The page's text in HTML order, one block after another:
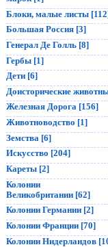
Блоки, малые листы
Большая Россия [3]
Генерал Де Голль [8]
Гербы [1]
Дети [6]
Доисторические
Железная Дорога [156]
Животноводство [1]
Земства [6]
Искусство [204]
Кареты [2]
Колонии
Великобритании [62]
Колонии Германии [2]
Колонии Франции [70]
Колонии Нидерландов